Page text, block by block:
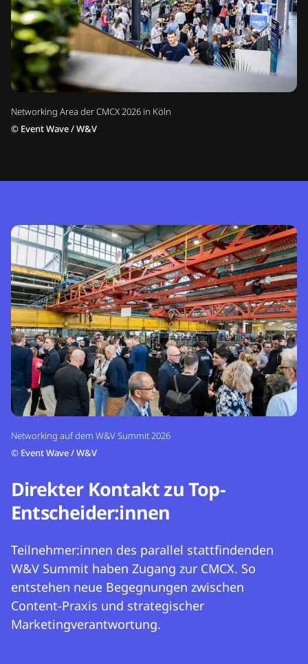
Networking Area der CMCX 2026 in Köln
© Event Wave / W&V
Networking auf dem W&V Summit 2026
© Event Wave / W&V
Direkter Kontakt zu Top-
Entscheider:innen
Teilnehmer:innen des parallel stattfindenden
W&V Summit haben Zugang zur CMCX. So
entstehen neue Begegnungen zwischen
Content-Praxis und strategischer
Marketingverantwortung.